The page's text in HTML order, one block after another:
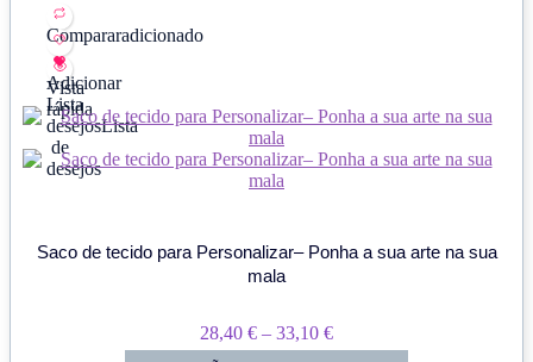
Compararadicionado
Adicionar
Lista
desejosLista
de
desejos
Vista
rápida
Saco de tecido para Personalizar– Ponha a sua arte na sua
mala
28,40 € – 33,10 €Price